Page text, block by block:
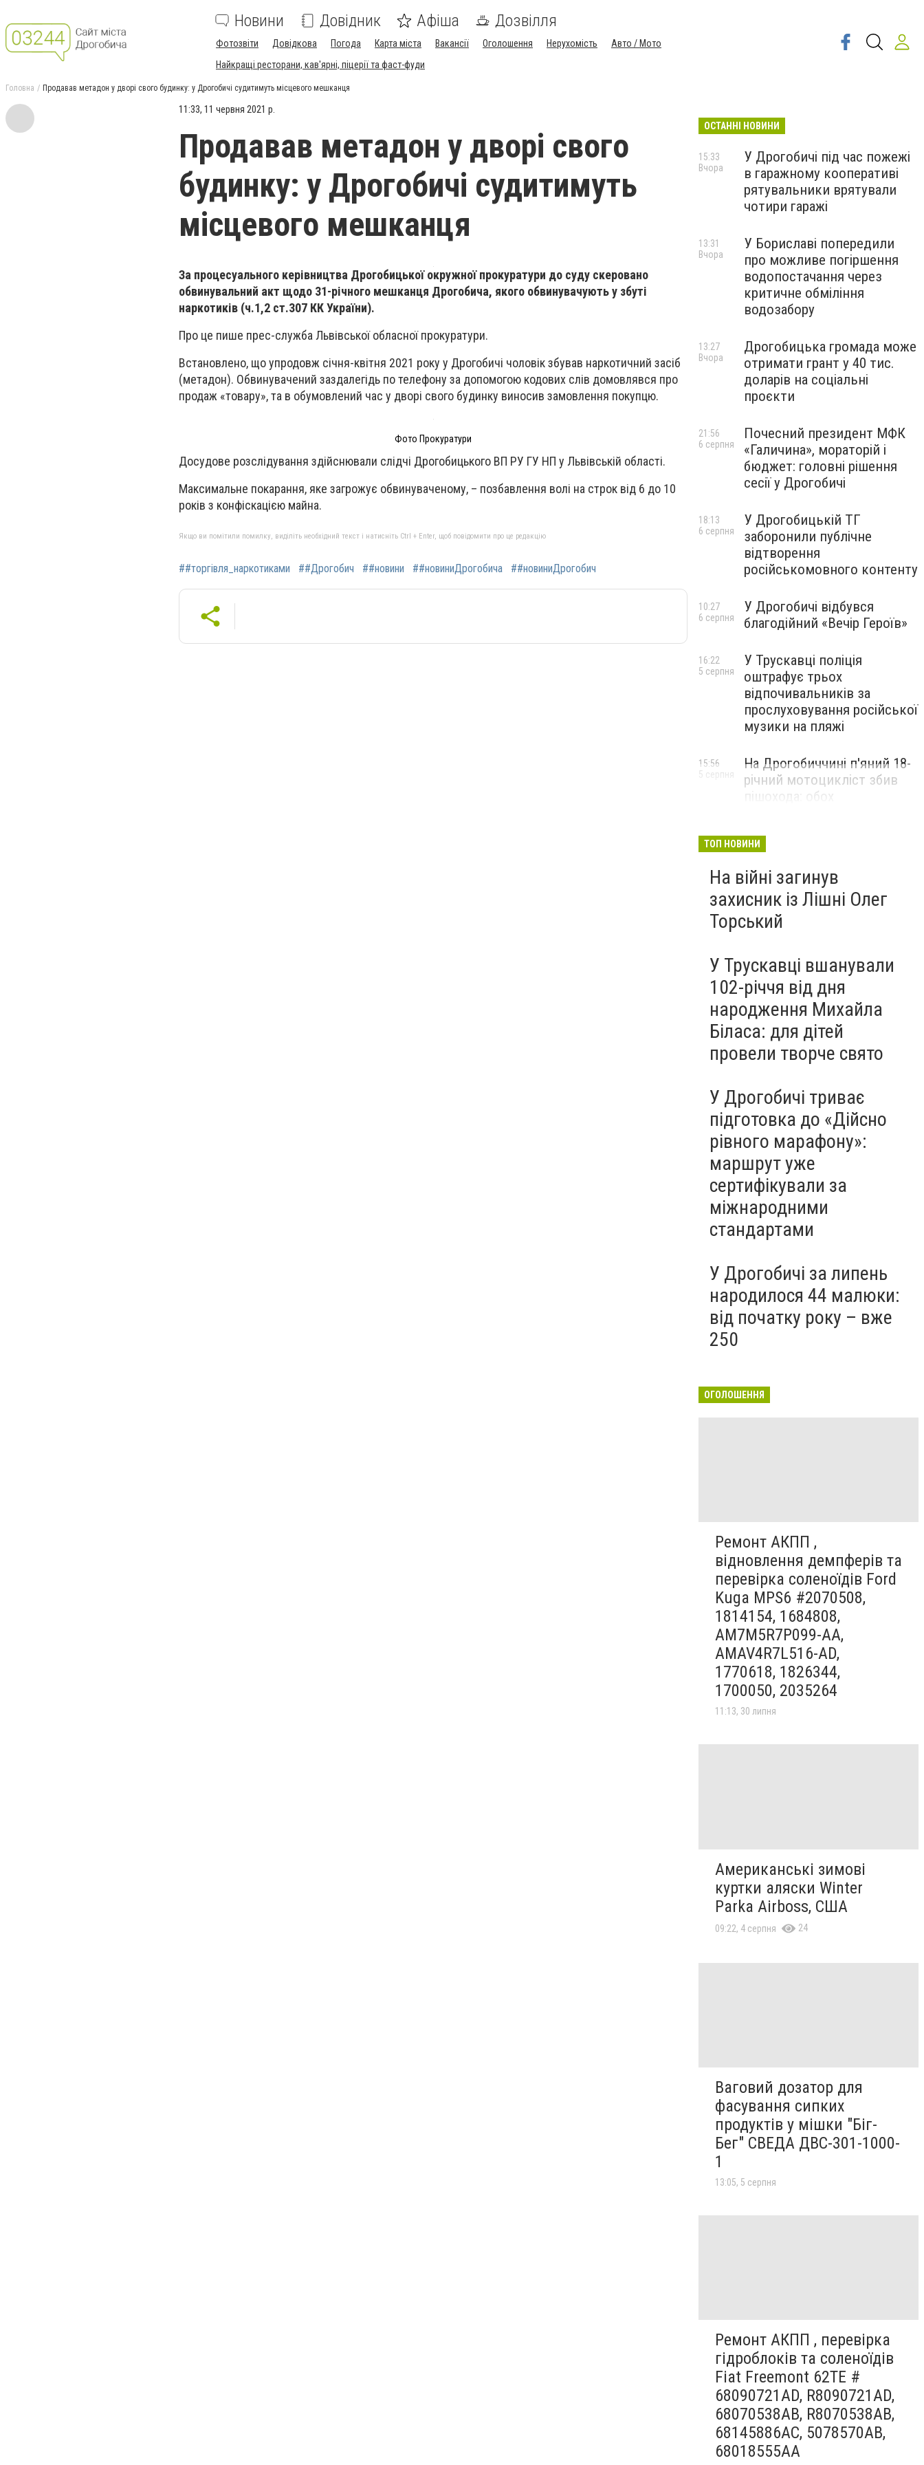
Новини Довідник Афіша Дозвілля
Фотозвіти Довідкова Погода Карта міста Вакансії Оголошення Нерухомість
Авто / Мото
Найкращі ресторани, кав'ярні, піцерії та фаст-фуди
Головна Продавав метадон у дворі свого будинку: у Дрогобичі судитимуть місцевого мешканця
11:33, 11 червня 2021 р.
Продавав метадон у дворі свого
будинку: у Дрогобичі судитимуть
місцевого мешканця
За процесуального керівництва Дрогобицької окружної прокуратури до суду скеровано
обвинувальний акт щодо 31-річного мешканця Дрогобича, якого обвинувачують у збуті
наркотиків (ч.1,2 ст.307 КК України).
Про це пише прес-служба Львівської обласної прокуратури.
Встановлено, що упродовж січня-квітня 2021 року у Дрогобичі чоловік збував наркотичний засіб
(метадон). Обвинувачений заздалегідь по телефону за допомогою кодових слів домовлявся про
продаж «товару», та в обумовлений час у дворі свого будинку виносив замовлення покупцю.
Фото Прокуратури
Досудове розслідування здійснювали слідчі Дрогобицького ВП РУ ГУ НП у Львівській області.
Максимальне покарання, яке загрожує обвинуваченому, – позбавлення волі на строк від 6 до 10
років з конфіскацією майна.
Якщо ви помітили помилку, виділіть необхідний текст і натисніть Ctrl + Enter, щоб повідомити про це редакцію
##торгівля_наркотиками ##Дрогобич ##новини ##новиниДрогобича ##новиниДрогобич
ОСТАННІ НОВИНИ
У Дрогобичі під час пожежі
в гаражному кооперативі
рятувальники врятували
чотири гаражі
15:33
Вчора
У Бориславі попередили
про можливе погіршення
водопостачання через
критичне обміління
водозабору
13:31
Вчора
Дрогобицька громада може
отримати грант у 40 тис.
доларів на соціальні
проєкти
13:27
Вчора
Почесний президент МФК
«Галичина», мораторій і
бюджет: головні рішення
сесії у Дрогобичі
21:56
6 серпня
У Дрогобицькій ТГ
заборонили публічне
відтворення
російськомовного контенту
18:13
6 серпня
У Дрогобичі відбувся
благодійний «Вечір Героїв»
10:27
6 серпня
У Трускавці поліція
оштрафує трьох
відпочивальників за
прослуховування російської
музики на пляжі
16:22
5 серпня
На Дрогобиччині п'яний 18-
річний мотоцикліст збив
пішохода: обох
15:56
5 серпня
ТОП НОВИНИ
На війні загинув
захисник із Лішні Олег
Торський
У Трускавці вшанували
102-річчя від дня
народження Михайла
Біласа: для дітей
провели творче свято
У Дрогобичі триває
підготовка до «Дійсно
рівного марафону»:
маршрут уже
сертифікували за
міжнародними
стандартами
У Дрогобичі за липень
народилося 44 малюки:
від початку року – вже
250
ОГОЛОШЕННЯ
Ремонт АКПП ,
відновлення демпферів та
перевірка соленоїдів Ford
Kuga MPS6 #2070508,
1814154, 1684808,
AM7M5R7P099-AA,
AMAV4R7L516-AD,
1770618, 1826344,
1700050, 2035264
11:13, 30 липня
Американські зимові
куртки аляски Winter
Parka Airboss, США
09:22, 4 серпня 24
Ваговий дозатор для
фасування сипких
продуктів у мішки "Біг-
Бег" СВЕДА ДВС-301-1000-
1
13:05, 5 серпня
Ремонт АКПП , перевірка
гідроблоків та соленоїдів
Fiat Freemont 62TE #
68090721AD, R8090721AD,
68070538AB, R8070538AB,
68145886AC, 5078570AB,
68018555AA